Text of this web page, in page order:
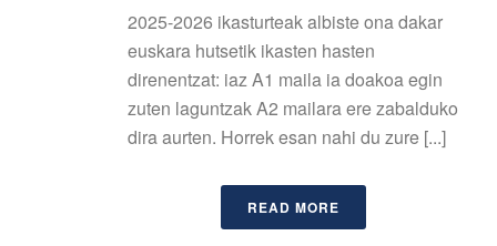
2025-2026 ikasturteak albiste ona dakar
euskara hutsetik ikasten hasten
direnentzat: iaz A1 maila ia doakoa egin
zuten laguntzak A2 mailara ere zabalduko
dira aurten. Horrek esan nahi du zure [...]
READ MORE